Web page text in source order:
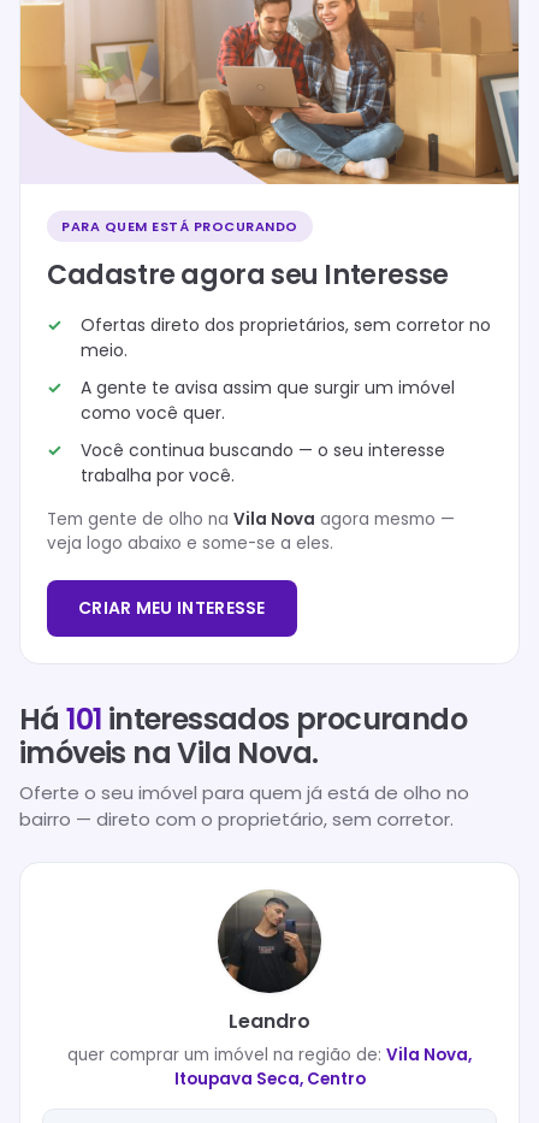
PARA QUEM ESTÁ PROCURANDO
Cadastre agora seu Interesse
Ofertas direto dos proprietários, sem corretor no
meio.
A gente te avisa assim que surgir um imóvel
como você quer.
Você continua buscando — o seu interesse
trabalha por você.
Tem gente de olho na Vila Nova agora mesmo —
veja logo abaixo e some-se a eles.
CRIAR MEU INTERESSE
Há101 interessados procurando
imóveis naVila Nova.
Oferte o seu imóvel para quem já está de olho no
bairro — direto com o proprietário, sem corretor.
Leandro
quer comprar um imóvel na região de: Vila Nova,
Itoupava Seca, Centro